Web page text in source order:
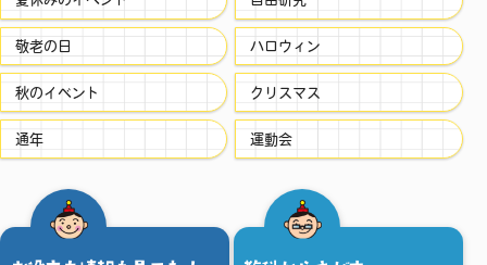
敬老の日 ハロウィン
秋のイベント クリスマス
通年 運動会